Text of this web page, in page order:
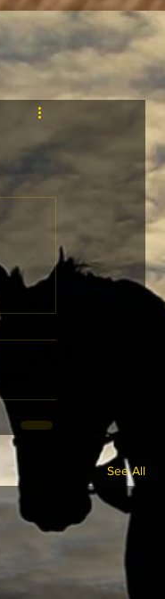
購馬透視 / G.C.
香港) / 資料組
See All